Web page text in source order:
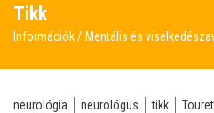
Tikk
Információk Mentális és
neurológia neurológus tikk